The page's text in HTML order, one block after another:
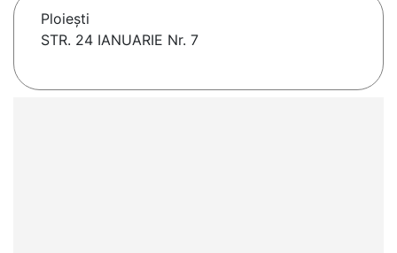
Ploieşti
STR. 24 IANUARIE Nr. 7